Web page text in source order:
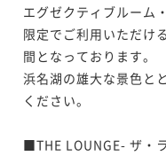
エグゼクティブルーム
限定でご利用いただけ
間となっております。
浜名湖の雄大な景色と
ください。
■THE LOUNGE- ザ・